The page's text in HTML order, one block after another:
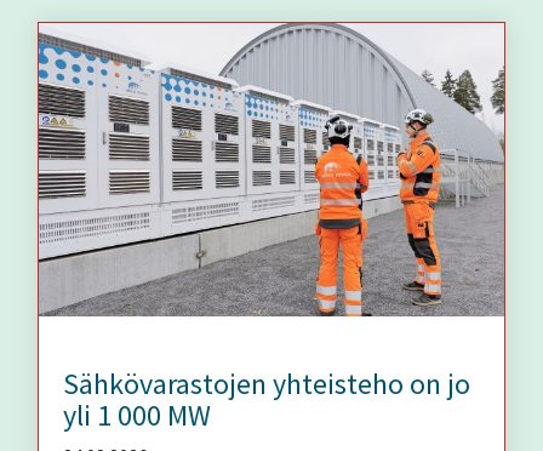
Sähkövarastojen yhteisteho on jo
yli 1 000 MW